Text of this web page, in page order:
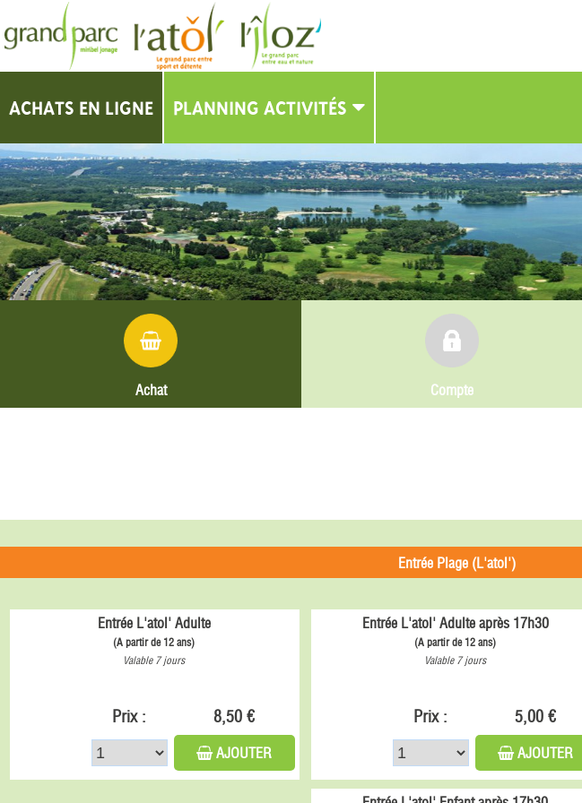
ACHATS EN LIGNE PLANNING ACTIVITÉS
PLANNING
Achat Compte
Entrée Plage (L'atol')
Entrée L'atol' Adulte
(A partir de 12 ans)
Valable 7 jours
Prix : 8,50 €
AJOUTER
Entrée L'atol' Adulte après 17h30
(A partir de 12 ans)
Valable 7 jours
Prix : 5,00 €
AJOUTER